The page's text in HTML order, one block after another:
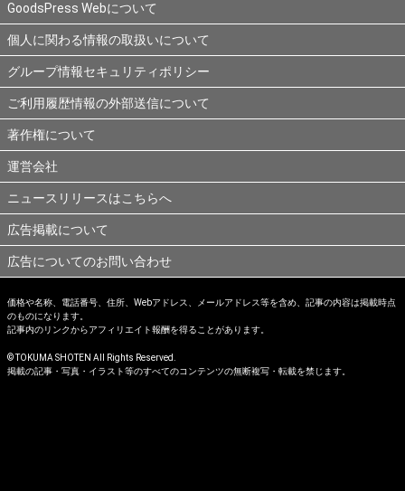
GoodsPress Webについて
個人に関わる情報の取扱いについて
グループ情報セキュリティポリシー
ご利用履歴情報の外部送信について
著作権について
運営会社
ニュースリリースはこちらへ
広告掲載について
広告についてのお問い合わせ
価格や名称、電話番号、住所、Webアドレス、メールアドレス等を含め、記事の内容は掲載時点
のものになります。
記事内のリンクからアフィリエイト報酬を得ることがあります。
© TOKUMA SHOTEN All Rights Reserved.
掲載の記事・写真・イラスト等のすべてのコンテンツの無断複写・転載を禁じます。